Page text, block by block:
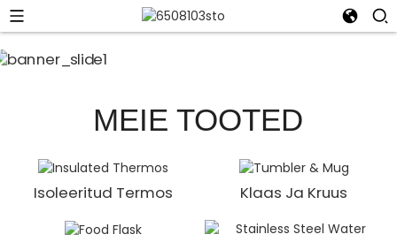
MEIE TOOTED
Isoleeritud Termos Klaas Ja Kruus